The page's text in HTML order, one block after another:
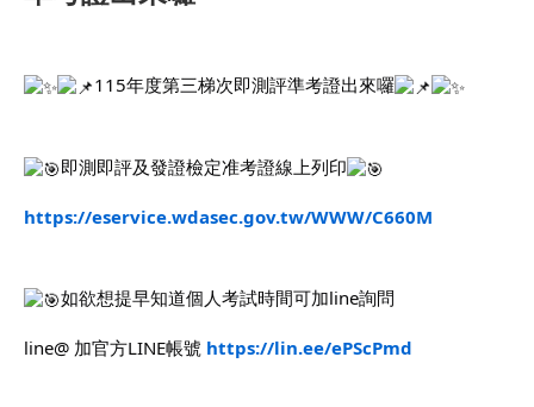
職安測驗
交通位置
反應信箱
115年度第三梯次即測評準考證出來囉
即測即評及發證檢定准考證線上列印
https://eservice.wdasec.gov.tw/WWW/C660M
如欲想提早知道個人考試時間可加line詢問
line@ 加官方LINE帳號 https://lin.ee/ePScPmd